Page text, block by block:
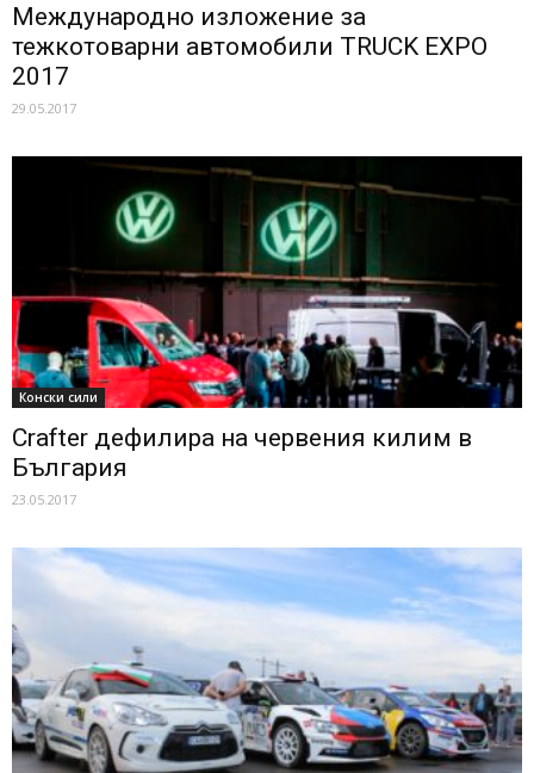
Международно изложение за
тежкотоварни автомобили TRUCK EXPO
2017
29.05.2017
Конски сили
Crafter дефилира на червения килим в
България
23.05.2017